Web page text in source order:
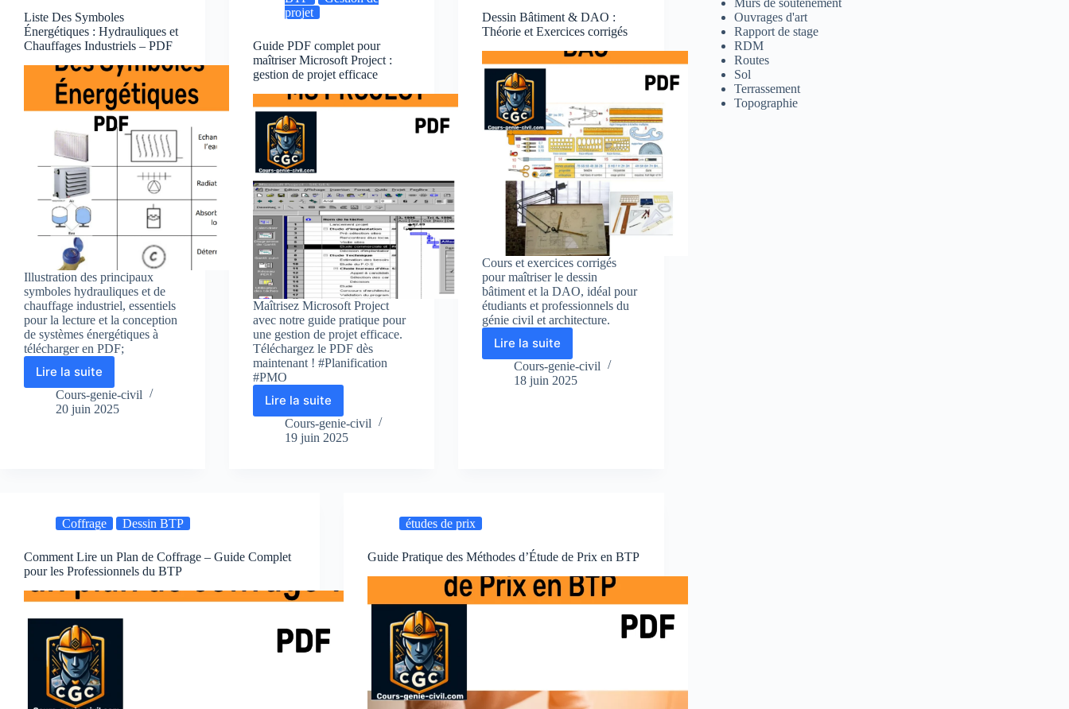
cette
Technique
Innovante
Liste Des Symboles
Énergétiques : Hydrauliques et
Chauffages Industriels – PDF
Illustration des principaux
symboles hydrauliques et de
chauffage industriel, essentiels
pour la lecture et la conception
de systèmes énergétiques à
télécharger en PDF;
Lire la suite
Liste
Des
Symboles
–
PDF
Cours-genie-civil
20 juin 2025
projet
Guide PDF complet pour
maîtriser Microsoft Project :
gestion de projet efficace
Maîtrisez Microsoft Project
avec notre guide pratique pour
une gestion de projet efficace.
Téléchargez le PDF dès
maintenant ! #Planification
#PMO
Lire la suite
Guide
PDF
complet
Cours-genie-civil
19 juin 2025
Dessin Bâtiment & DAO :
Théorie et Exercices corrigés
Cours et exercices corrigés
pour maîtriser le dessin
bâtiment et la DAO, idéal pour
étudiants et professionnels du
génie civil et architecture.
Lire la suite
Dessin
Bâtiment
&
Cours-genie-civil
18 juin 2025
Coffrage Dessin BTP
Comment Lire un Plan de Coffrage – Guide Complet
pour les Professionnels du BTP
études de prix
Guide Pratique des Méthodes d’Étude de Prix en BTP
Murs de soutènement
Ouvrages d'art
Rapport de stage
RDM
Routes
Sol
Terrassement
Topographie